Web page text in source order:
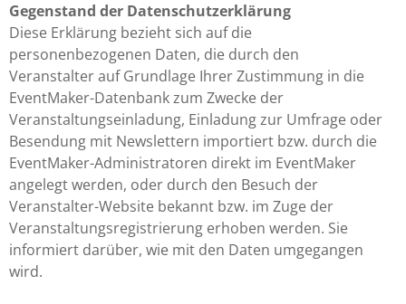
Gegenstand der Datenschutzerklärung
Diese Erklärung bezieht sich auf die
personenbezogenen Daten, die durch den
Veranstalter auf Grundlage Ihrer Zustimmung in die
EventMaker-Datenbank zum Zwecke der
Veranstaltungseinladung, Einladung zur Umfrage oder
Besendung mit Newslettern importiert bzw. durch die
EventMaker-Administratoren direkt im EventMaker
angelegt werden, oder durch den Besuch der
Veranstalter-Website bekannt bzw. im Zuge der
Veranstaltungsregistrierung erhoben werden. Sie
informiert darüber, wie mit den Daten umgegangen
wird.